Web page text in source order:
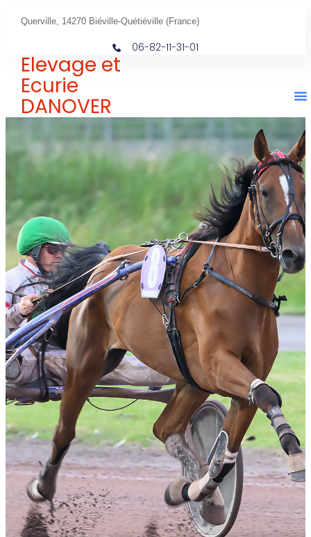
Querville, 14270 Biéville-Quétiéville (France)
06-82-11-31-01
Elevage et
Ecurie
DANOVER